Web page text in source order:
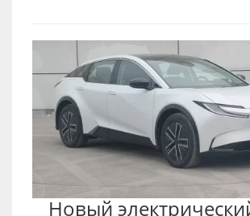
Новый